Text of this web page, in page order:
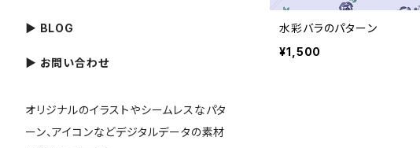
水彩バラのパターン
¥1,500
▶ BLOG
▶ お問い合わせ
オリジナルのイラストやシームレスなパタ
ーン、アイコンなどデジタルデータの素材